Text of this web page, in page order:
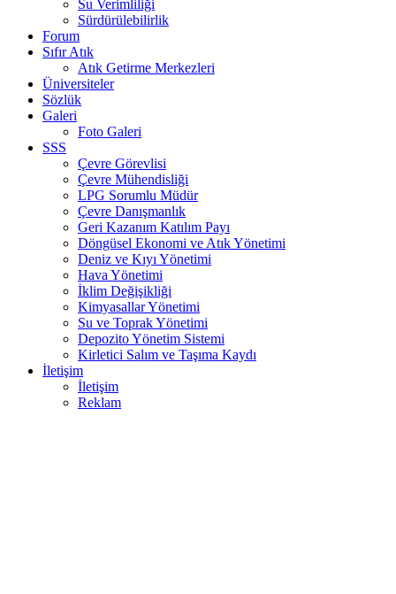
Su Verimliliği
Sürdürülebilirlik
Forum
Sıfır Atık
Atık Getirme Merkezleri
Üniversiteler
Sözlük
Galeri
Foto Galeri
SSS
Çevre Görevlisi
Çevre Mühendisliği
LPG Sorumlu Müdür
Çevre Danışmanlık
Geri Kazanım Katılım Payı
Döngüsel Ekonomi ve Atık Yönetimi
Deniz ve Kıyı Yönetimi
Hava Yönetimi
İklim Değişikliği
Kimyasallar Yönetimi
Su ve Toprak Yönetimi
Depozito Yönetim Sistemi
Kirletici Salım ve Taşıma Kaydı
İletişim
İletişim
Reklam